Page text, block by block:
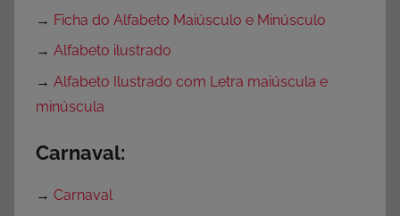
→ Ficha do Alfabeto Maiúsculo e Minúsculo
→ Alfabeto ilustrado
→ Alfabeto Ilustrado com Letra maiúscula e
minúscula
Carnaval:
→ Carnaval